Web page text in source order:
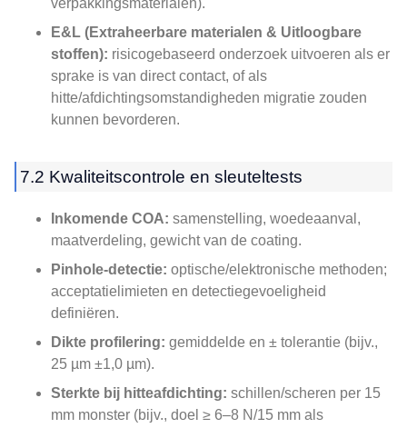
verpakkingsmaterialen).
E&L (Extraheerbare materialen & Uitloogbare
stoffen): risicogebaseerd onderzoek uitvoeren als er
sprake is van direct contact, of als
hitte/afdichtingsomstandigheden migratie zouden
kunnen bevorderen.
7.2 Kwaliteitscontrole en sleuteltests
Inkomende COA: samenstelling, woedeaanval,
maatverdeling, gewicht van de coating.
Pinhole-detectie: optische/elektronische methoden;
acceptatielimieten en detectiegevoeligheid
definiëren.
Dikte profilering: gemiddelde en ± tolerantie (bijv.,
25 µm ±1,0 µm).
Sterkte bij hitteafdichting: schillen/scheren per 15
mm monster (bijv., doel ≥ 6–8 N/15 mm als